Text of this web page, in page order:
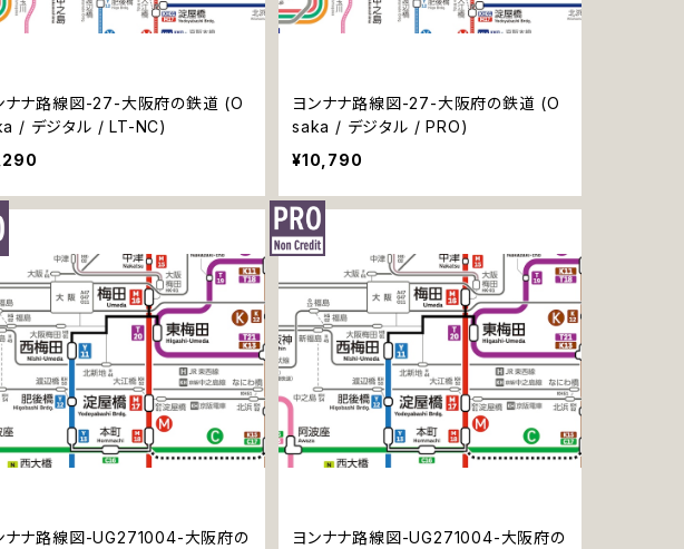
ナナ路線図-27-大阪府の鉄道 (O
/ デジタル / LT-NC)
ヨンナナ路線図-27-大阪府の鉄道 (O
saka / デジタル / PRO)
¥10,790
ナナ路線図-UG271004-大阪府の
ヨンナナ路線図-UG271004-大阪府の